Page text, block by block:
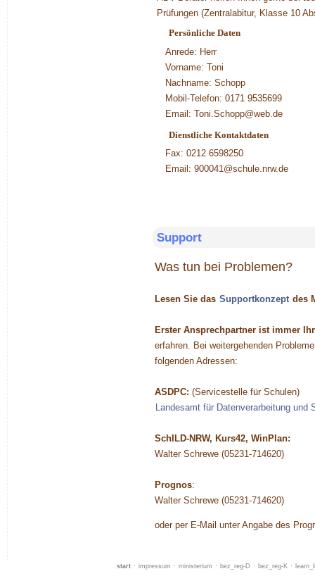
Prüfungen (Zentralabitur, Klasse 10
Persönliche Daten
Anrede: Herr
Vorname: Toni
Nachname: Schopp
Mobil-Telefon: 0171 9535699
Email: Toni.Schopp@web.de
Dienstliche Kontaktdaten
Fax: 0212 6598250
Email: 900041@schule.nrw.de
Support
Was tun bei Problemen?
Lesen Sie das Supportkonzept des
Erster Ansprechpartner ist immer
erfahren. Bei weitergehenden
folgenden Adressen:
ASDPC: (Servicestelle für Schulen)
Landesamt für Datenverarbeitung und
SchILD-NRW, Kurs42, WinPlan:
Walter Schrewe (05231-714620)
Prognos:
Walter Schrewe (05231-714620)
oder per E-Mail unter Angabe des
start · impressum · ministerium · bez_reg-D · bez_reg-K ·